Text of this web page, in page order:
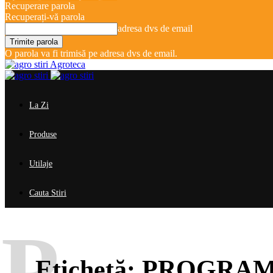
Recuperare parola
Recuperați-vă parola
adresa dvs de email
O parola va fi trimisă pe adresa dvs de email.
Agroteca
La Zi
Produse
Utilaje
Cauta Stiri